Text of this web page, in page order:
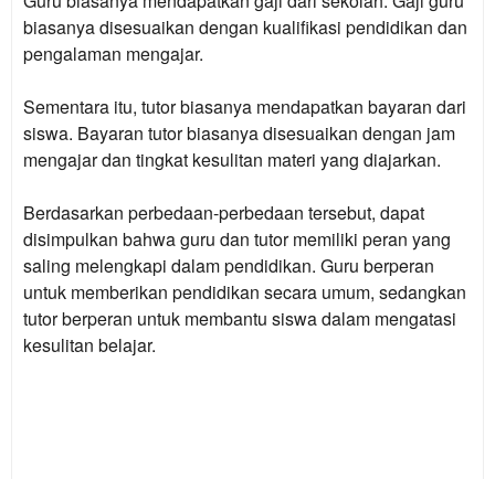
biasanya disesuaikan dengan kualifikasi pendidikan dan
pengalaman mengajar.
Sementara itu, tutor biasanya mendapatkan bayaran dari
siswa. Bayaran tutor biasanya disesuaikan dengan jam
mengajar dan tingkat kesulitan materi yang diajarkan.
Berdasarkan perbedaan-perbedaan tersebut, dapat
disimpulkan bahwa guru dan tutor memiliki peran yang
saling melengkapi dalam pendidikan. Guru berperan
untuk memberikan pendidikan secara umum, sedangkan
tutor berperan untuk membantu siswa dalam mengatasi
kesulitan belajar.